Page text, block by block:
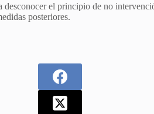
el principio de no
posteriores.